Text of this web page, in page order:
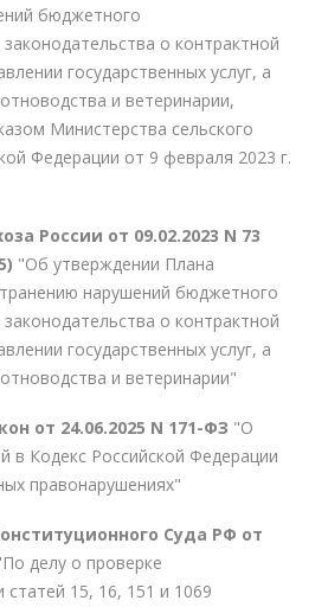
бюджетного
о контрактной
государственных услуг, а
и ветеринарии,
Министерства сельского
Федерации от 9 февраля 2023 г.
России от 09.02.2023 N 73
"Об утверждении Плана
нарушений бюджетного
о контрактной
государственных услуг, а
и ветеринарии"
от 24.06.2025 N 171-ФЗ "О
в Кодекс Российской Федерации
правонарушениях"
Суда РФ от
делу о проверке
статей 15, 16, 151 и 1069